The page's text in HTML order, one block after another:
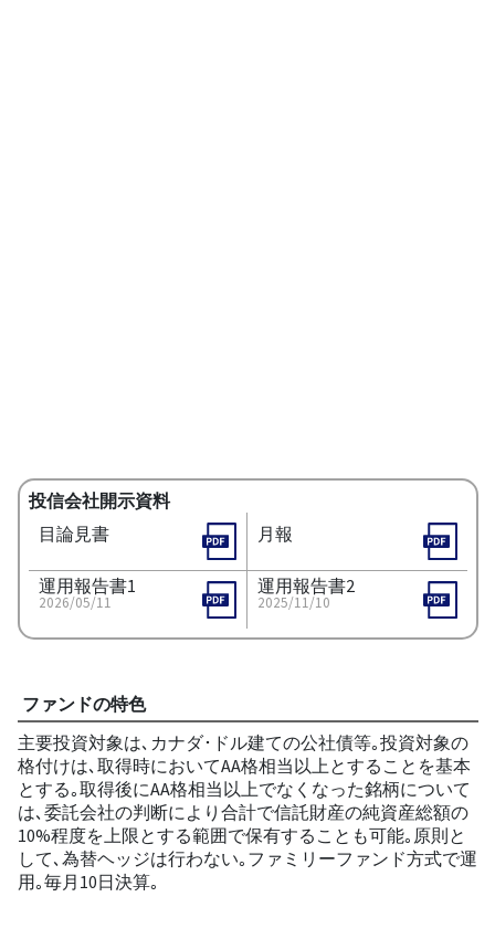
投信会社開示資料
目論見書
月報
運用報告書1
2026/05/11
運用報告書2
2025/11/10
ファンドの特色
主要投資対象は､カナダ･ドル建ての公社債等｡投資対象の
格付けは､取得時においてAA格相当以上とすることを基本
とする｡取得後にAA格相当以上でなくなった銘柄について
は､委託会社の判断により合計で信託財産の純資産総額の
10%程度を上限とする範囲で保有することも可能｡原則と
して､為替ヘッジは行わない｡ファミリーファンド方式で運
用｡毎月10日決算｡